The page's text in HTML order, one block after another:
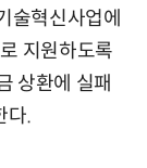
술혁신사업에
지원하도록
상환에 실패
다.